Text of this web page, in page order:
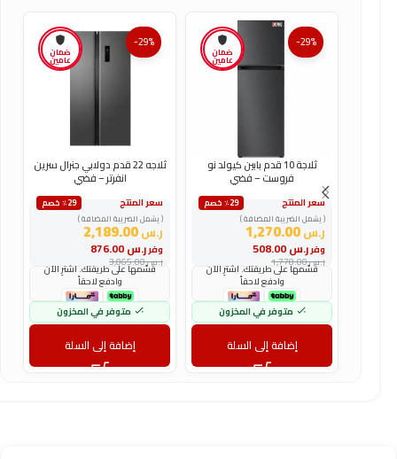
ضمان
عامين
-29%
ثلاجة 10 قدم بابين كيولد نو
فروست – فضي
سعر المنتج
٪29 خصم
( يشمل الضريبة المضافة )
ر.س1,270.00
وفرر.س
ر.س1,778.00
قسّمها على طريقتك. اشترِ الآن
وادفع لاحقاً
متوفر في المخزون
إضافة إلى السلة
ضمان
عامين
-29%
ثلاجه 22 قدم دولابي جنرال سرين
انفرتر – فضي
سعر المنتج
٪29 خصم
( يشمل الضريبة المضافة )
ر.س2,189.00
وفرر.س
ر.س3,065.00
قسّمها على طريقتك. اشترِ الآن
وادفع لاحقاً
متوفر في المخزون
إضافة إلى السلة